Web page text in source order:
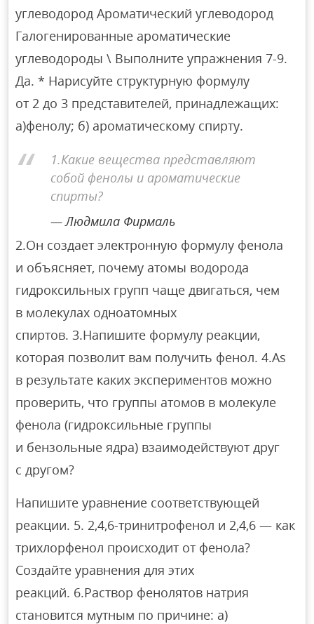
углеводород Ароматический углеводород
Галогенированные ароматические
углеводороды \ Выполните упражнения 7-9.
Да. * Нарисуйте структурную формулу
от 2 до 3 представителей, принадлежащих:
а)фенолу; б) ароматическому спирту.
1.Какие вещества представляют
собой фенолы и ароматические
спирты?
Людмила Фирмаль
2.Он создает электронную формулу фенола
и объясняет, почему атомы водорода
гидроксильных групп чаще двигаться, чем
в молекулах одноатомных
спиртов. 3.Напишите формулу реакции,
которая позволит вам получить фенол. 4.As
в результате каких экспериментов можно
проверить, что группы атомов в молекуле
фенола (гидроксильные группы
и бензольные ядра) взаимодействуют друг
с другом?
Напишите уравнение соответствующей
реакции. 5. 2,4,6-тринитрофенол и 2,4,6 — как
трихлорфенол происходит от фенола?
Создайте уравнения для этих
реакций. 6.Раствор фенолятов натрия
становится мутным по причине: а)